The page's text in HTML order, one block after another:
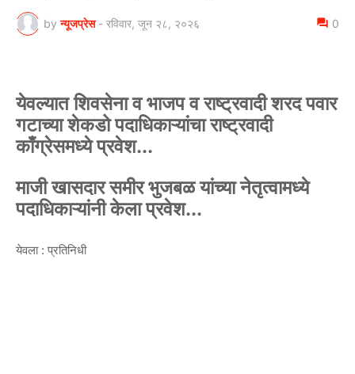
by न्यूजप्रेस - रविवार, जून २८, २०२६ 0
येवल्यात शिवसेना व भाजप व राष्ट्रवादी शरद पवार
गटाच्या शेकडो पदाधिकाऱ्यांचा राष्ट्रवादी
काँग्रेसमध्ये प्रवेश...
माजी खासदार समीर भुजबळ यांच्या नेतृत्वामध्ये
पदाधिकाऱ्यांनी केला प्रवेश...
येवला : प्रतिनिधी